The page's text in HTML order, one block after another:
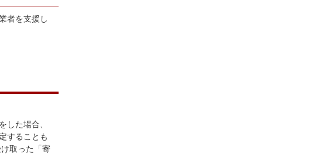
者を支援し
した場合、
することも
取った「寄